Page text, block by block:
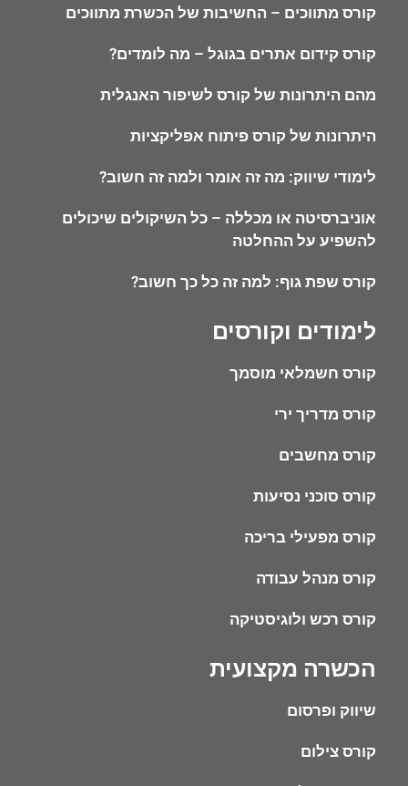
הכשרה מקצועית
שיווק ופרסום
קורס צילום
לימודים וקורסים
קורס חשמלאי מוסמך
קורס מדריך ירי
קורס מחשבים
קורס סוכני נסיעות
קורס מפעילי בריכה
קורס מנהל עבודה
קורס רכש ולוגיסטיקה
קורס מתווכים – החשיבות של הכשרת מתווכים
קורס קידום אתרים בגוגל – מה לומדים?
מהם היתרונות של קורס לשיפור האנגלית
היתרונות של קורס פיתוח אפליקציות
לימודי שיווק: מה זה אומר ולמה זה חשוב?
אוניברסיטה או מכללה – כל השיקולים שיכולים
להשפיע על ההחלטה
קורס שפת גוף: למה זה כל כך חשוב?